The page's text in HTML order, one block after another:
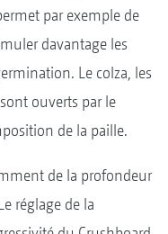
par exemple de
davantage les
Le colza, les
ouverts par le
de la paille.
de la profondeur
réglage de la